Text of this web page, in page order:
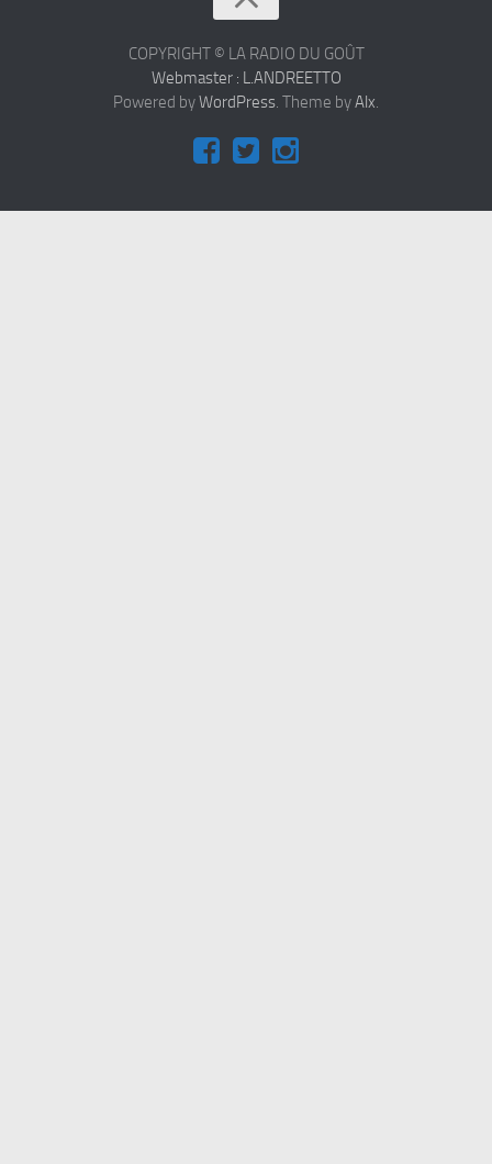
COPYRIGHT © LA RADIO DU GOÛT
Webmaster : L.ANDREETTO
Powered byWordPress. Theme byAlx.